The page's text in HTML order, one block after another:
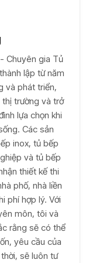
Chuyên gia Tủ
lập từ năm
và phát triển,
trường và trở
lựa chọn khi
Các sản
inox, tủ bếp
và tủ bếp
thiết kế thi
phố, nhà liền
phí hợp lý. Với
môn, tôi và
rằng sẽ có thể
yêu cầu của
sẽ luôn tư